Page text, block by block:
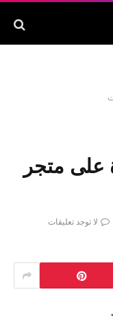
على متجر
لا توجد تعليقات